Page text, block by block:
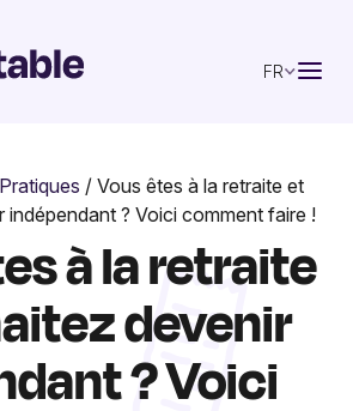
FR
/ Vous êtes à la retraite et
indépendant ? Voici comment faire !
à la retraite
devenir
? Voici